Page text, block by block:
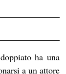
ha una
a un attore